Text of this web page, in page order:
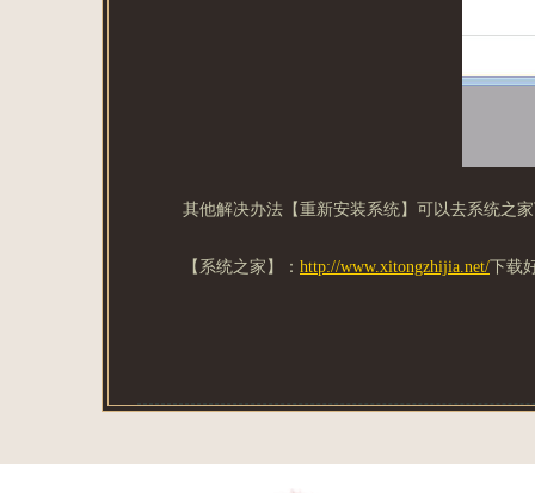
其他解决办法【重新安装系统】可以去系统之
【系统之家】： http://www.xitongzhijia.net/下载